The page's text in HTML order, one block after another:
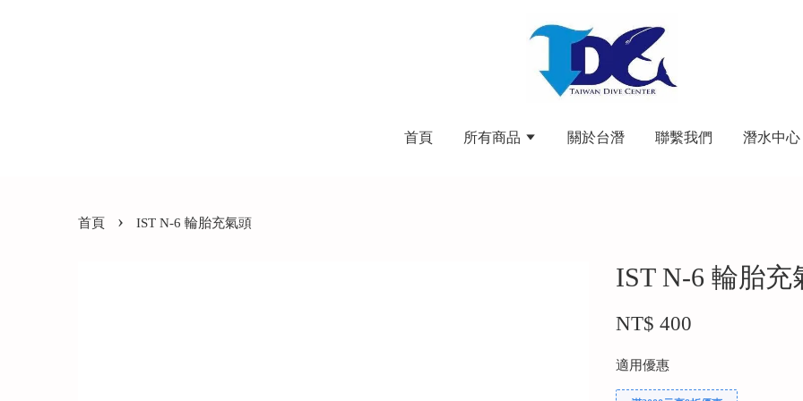
首頁 所有商品 關於台潛 聯繫我們 潛水中心
首頁 › IST N-6 輪胎充氣頭
IST N-6 輪胎充
NT$ 400
適用優惠